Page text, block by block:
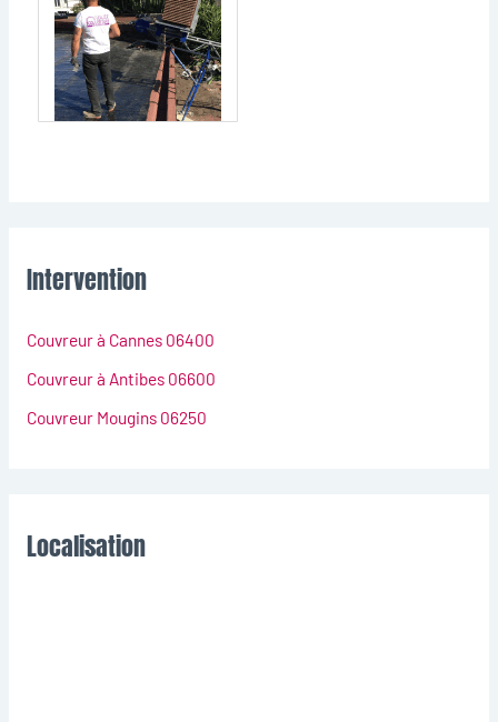
Intervention
Couvreur à Cannes 06400
Couvreur à Antibes 06600
Couvreur Mougins 06250
Localisation